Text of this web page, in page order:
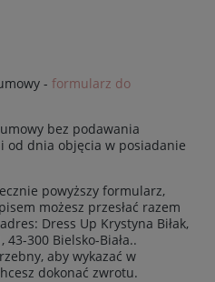
- formularz do
bez podawania
od dnia objęcia w posiadanie
powyższy formularz,
możesz przesłać razem
Dress Up Krystyna Biłak,
300 Bielsko-Biała..
aby wykazać w
dokonać zwrotu.